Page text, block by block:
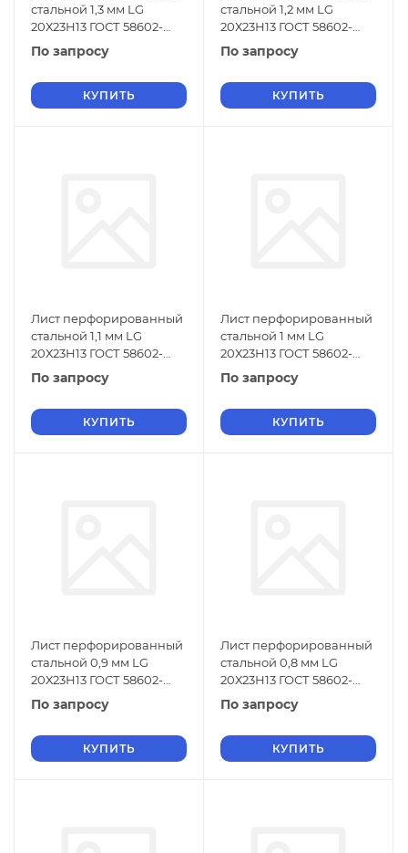
стальной 1,3 мм LG
20Х23Н13 ГОСТ 58602-
2019
По запросу
КУПИТЬ
стальной 1,2 мм LG
20Х23Н13 ГОСТ 58602-
2019
По запросу
КУПИТЬ
Лист перфорированный
стальной 1,1 мм LG
20Х23Н13 ГОСТ 58602-
2019
По запросу
КУПИТЬ
Лист перфорированный
стальной 1 мм LG
20Х23Н13 ГОСТ 58602-
2019
По запросу
КУПИТЬ
Лист перфорированный
стальной 0,9 мм LG
20Х23Н13 ГОСТ 58602-
2019
По запросу
КУПИТЬ
Лист перфорированный
стальной 0,8 мм LG
20Х23Н13 ГОСТ 58602-
2019
По запросу
КУПИТЬ